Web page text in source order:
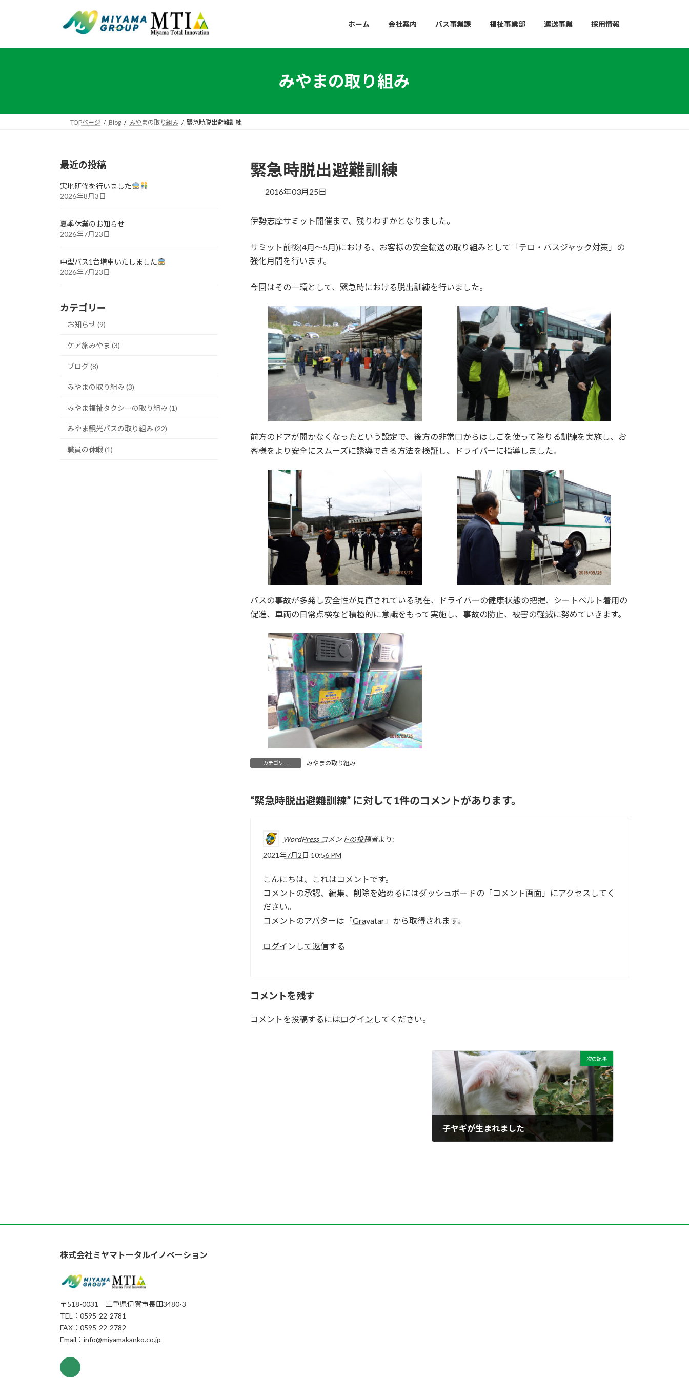
プ
動
ホーム 会社案内 バス事業課 福祉事業部 運送事業 採用情報
みやまの取り組み
TOPページ Blog みやまの取り組み 緊急時脱出避難訓練
緊急時脱出避難訓練
2016年03月25日
伊勢志摩サミット開催まで、残りわずかとなりました。
サミット前後(4月～5月)における、お客様の安全輸送の取り組みとして「テロ・バスジャック対策」の
強化月間を行います。
今回はその一環として、緊急時における脱出訓練を行いました。
前方のドアが開かなくなったという設定で、後方の非常口からはしごを使って降りる訓練を実施し、お
客様をより安全にスムーズに誘導できる方法を検証し、ドライバーに指導しました。
バスの事故が多発し安全性が見直されている現在、ドライバーの健康状態の把握、シートベルト着用の
促進、車両の日常点検など積極的に意識をもって実施し、事故の防止、被害の軽減に努めていきます。
カテゴリー みやまの取り組み
“緊急時脱出避難訓練” に対して1件のコメントがあります。
WordPress コメントの投稿者より:
2021年7月2日 10:56 PM
こんにちは、これはコメントです。
コメントの承認、編集、削除を始めるにはダッシュボードの「コメント画面」にアクセスしてく
ださい。
コメントのアバターは「Gravatar」から取得されます。
ログインして返信する
コメントを残す
コメントを投稿するにはログイン してください。
次の記事
子ヤギが生まれました
最近の投稿
実地研修を行いました
2026年8月3日
夏季休業のお知らせ
2026年7月23日
中型バス1台増車いたしました
2026年7月23日
カテゴリー
お知らせ (9)
ケア旅みやま (3)
ブログ (8)
みやまの取り組み (3)
みやま福祉タクシーの取り組み (1)
みやま観光バスの取り組み (22)
職員の休暇 (1)
株式会社ミヤマトータルイノベーション
〒518-0031 三重県伊賀市長田3480-3
TEL：0595-22-2781
FAX：0595-22-2782
Email：info@miyamakanko.co.jp